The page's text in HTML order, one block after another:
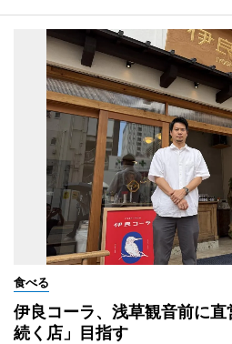
食べる
伊良コーラ、浅草観音前に
続く店」目指す